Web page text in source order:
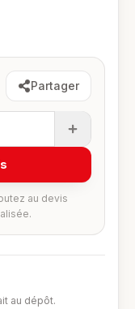
Partager
au devis
au dépôt.